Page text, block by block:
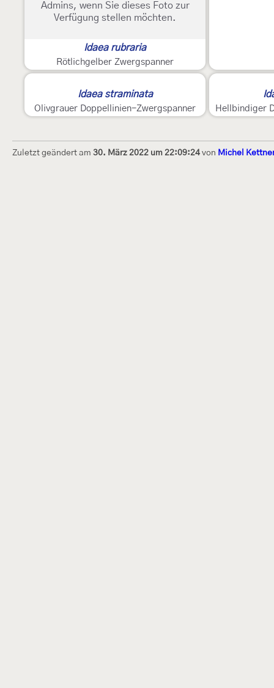
Admins, wenn Sie dieses Foto zur
Verfügung stellen möchten.
Idaea rubraria
Rötlichgelber Zwergspanner
Idaea straminata
Olivgrauer Doppellinien-Zwergspanner Hellbindiger
Zuletzt geändert am 30. März 2022 um 22:09:24 von Michel